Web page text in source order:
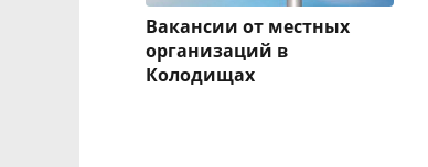
Вакансии от местных
организаций в
Колодищах